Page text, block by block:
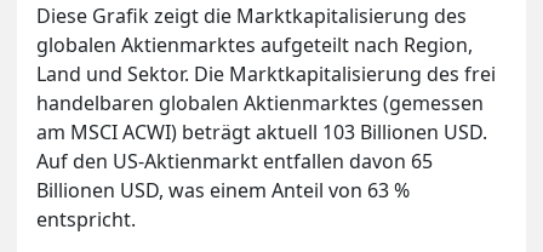
Diese Grafik zeigt die Marktkapitalisierung des
globalen Aktienmarktes aufgeteilt nach Region,
Land und Sektor. Die Marktkapitalisierung des frei
handelbaren globalen Aktienmarktes (gemessen
am MSCI ACWI) beträgt aktuell 103 Billionen USD.
Auf den US-Aktienmarkt entfallen davon 65
Billionen USD, was einem Anteil von 63 %
entspricht.